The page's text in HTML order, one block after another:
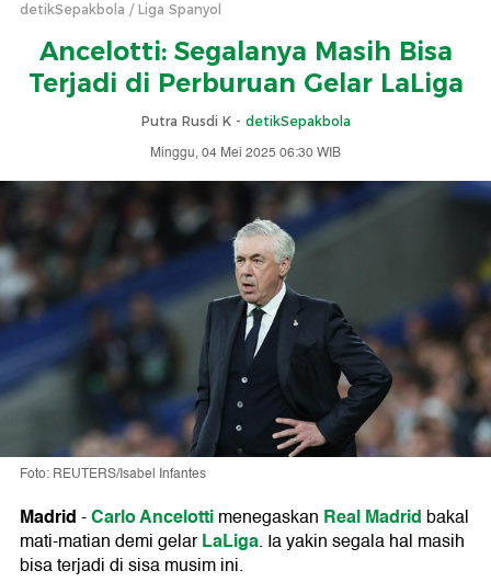
detikSepakbola Liga Spanyol
Ancelotti: Segalanya Masih Bisa
Terjadi di Perburuan Gelar LaLiga
Putra Rusdi K - detikSepakbola
Minggu, 04 Mei 2025 06:30 WIB
Foto: REUTERS/Isabel Infantes
Madrid-Carlo Ancelottimenegaskan Real Madrid bakal
mati-matian demi gelarLaLiga. Ia yakin segala hal masih
bisa terjadi di sisa musim ini.